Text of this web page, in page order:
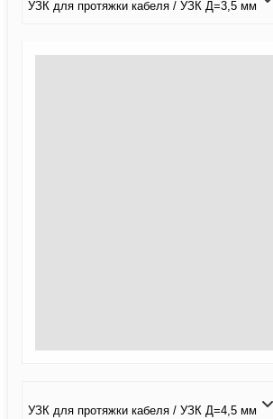
УЗК для протяжки кабеля / УЗК Д=3,5 мм
УЗК для протяжки кабеля / УЗК Д=4,5 мм